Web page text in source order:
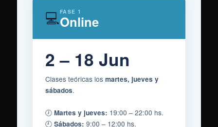
💻FASE 1
Online
2 – 18 Jun
Clases teóricas los martes, jueves y
sábados.
🕖 Martes y jueves: 19:00 – 22:00 hs.
🕘 Sábados: 9:00 – 12:00 hs.